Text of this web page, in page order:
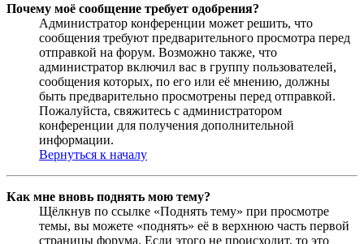
Почему моё сообщение требует одобрения?
Администратор конференции может решить, что
сообщения требуют предварительного просмотра перед
отправкой на форум. Возможно также, что
администратор включил вас в группу пользователей,
сообщения которых, по его или её мнению, должны
быть предварительно просмотрены перед отправкой.
Пожалуйста, свяжитесь с администратором
конференции для получения дополнительной
информации.
Вернуться к началу
Как мне вновь поднять мою тему?
Щёлкнув по ссылке «Поднять тему» при просмотре
темы, вы можете «поднять» её в верхнюю часть первой
страницы форума. Если этого не происходит, то это